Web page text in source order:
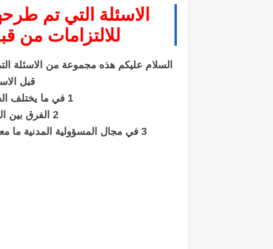
الاسئلة التي تم
للالتزامات من
السلام عليكم هذه مجموعة من الاسئلة
قبل
1 في ما يختلف الحق الشخصي عن الحق العيني
2 الفرق بين العقد الشكلي وعقد الاذعان
3 في مجال المسؤولية المدنية ما معنى:الضرر المحقق،الضرر المباشر،السبب المنتج